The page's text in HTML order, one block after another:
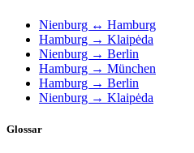
Nienburg ↔ Hamburg
Hamburg → Klaipėda
Nienburg → Berlin
Hamburg → München
Hamburg → Berlin
Nienburg → Klaipėda
Glossar